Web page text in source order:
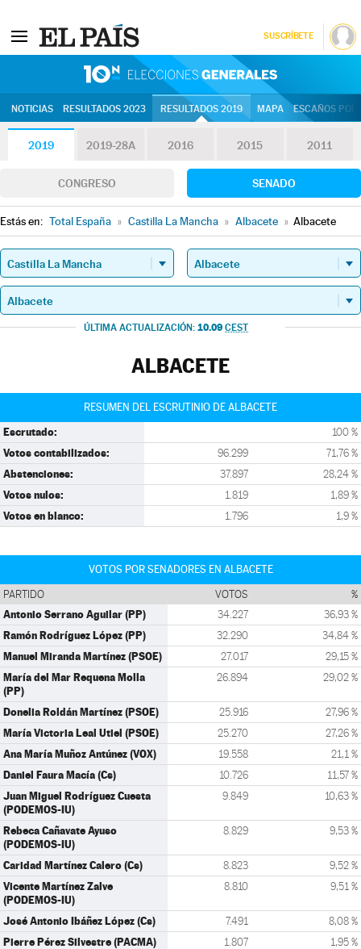
SUSCRÍBETE
NOTICIAS RESULTADOS 2023 RESULTADOS 2019 MAPA ESCAÑOS
2019 2019-28A 2016 2015 2011
CONGRESO SENADO
Estás en: Total España » Castilla La Mancha » Albacete » Albacete
ÚLTIMA ACTUALIZACIÓN: 10.09 CEST
ALBACETE
RESUMEN DEL ESCRUTINIO DE ALBACETE
Escrutado: 100 %
Votos contabilizados: 96.299 71,76 %
Abstenciones: 37.897 28,24 %
Votos nulos: 1.819 1,89 %
Votos en blanco: 1.796 1,9 %
VOTOS POR SENADORES EN ALBACETE
PARTIDO VOTOS %
Antonio Serrano Aguilar (PP) 34.227 36,93 %
Ramón Rodríguez López (PP) 32.290 34,84 %
Manuel Miranda Martínez (PSOE) 27.017 29,15 %
María del Mar Requena Molla
(PP)
26.894 29,02 %
Donelia Roldán Martínez (PSOE) 25.916 27,96 %
María Victoria Leal Utiel (PSOE) 25.270 27,26 %
Ana María Muñoz Antúnez (VOX) 19.558 21,1 %
Daniel Faura Macía (Cs) 10.726 11,57 %
Juan Miguel Rodríguez Cuesta
(PODEMOS-IU)
9.849 10,63 %
Rebeca Cañavate Ayuso
(PODEMOS-IU)
8.829 9,53 %
Caridad Martínez Calero (Cs) 8.823 9,52 %
Vicente Martínez Zalve
(PODEMOS-IU)
8.810 9,51 %
José Antonio Ibáñez López (Cs) 7.491 8,08 %
Pierre Pérez Silvestre (PACMA) 1.807 1,95 %